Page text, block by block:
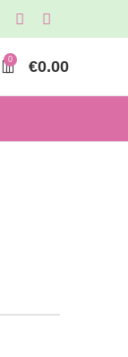
0 €0.00